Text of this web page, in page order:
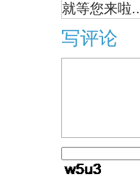
就等您来啦
写评论